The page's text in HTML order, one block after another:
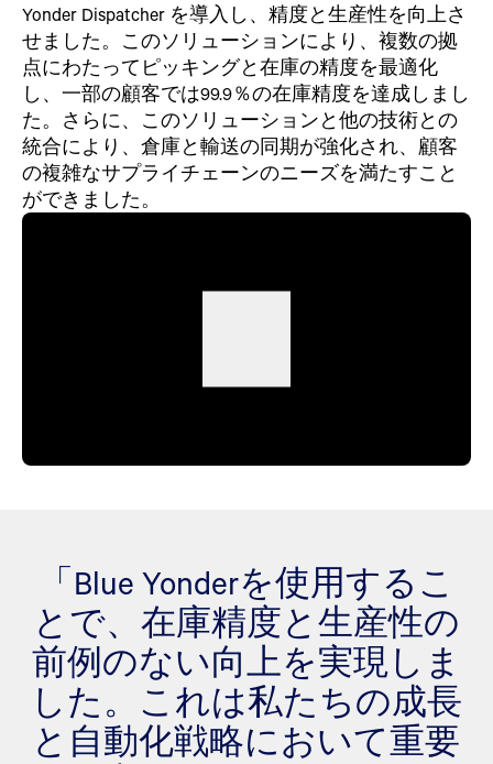
Yonder Dispatcher を導入し、精度と生産性を向上さ
せました。このソリューションにより、複数の拠
点にわたってピッキングと在庫の精度を最適化
し、一部の顧客では99.9％の在庫精度を達成しまし
た。さらに、このソリューションと他の技術との
統合により、倉庫と輸送の同期が強化され、顧客
の複雑なサプライチェーンのニーズを満たすこと
ができました。
「Blue Yonderを使用するこ
とで、在庫精度と生産性の
前例のない向上を実現しま
した。これは私たちの成長
と自動化戦略において重要